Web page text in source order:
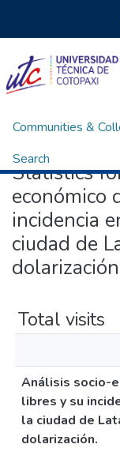
Communities &
Search
Home Statistics
Statistics
económico
incidencia
ciudad de
Total visits
Análisis socio-
libres y su
la ciudad de
dolarización.